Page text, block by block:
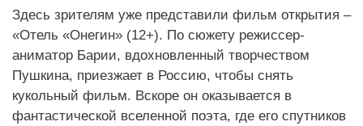
Здесь зрителям уже представили фильм открытия –
«Отель «Онегин» (12+). По сюжету режиссер-
аниматор Барии, вдохновленный творчеством
Пушкина, приезжает в Россию, чтобы снять
кукольный фильм. Вскоре он оказывается в
фантастической вселенной поэта, где его спутников